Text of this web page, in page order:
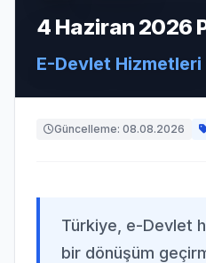
4 Haziran 2026
E-Devlet Hizmetleri
Güncelleme: 08.08.2026
Türkiye, e-Devlet
bir dönüşüm